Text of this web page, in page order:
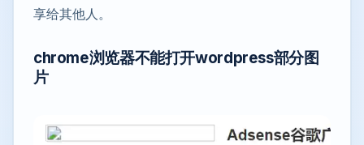
享给其他人。
chrome浏览器不能打开wordpress部分图
片